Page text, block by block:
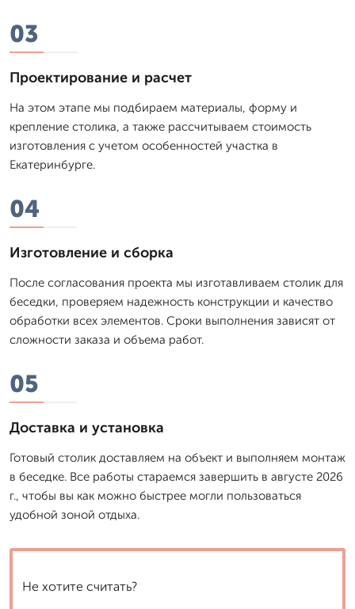
03
Проектирование и расчет
На этом этапе мы подбираем материалы, форму и
крепление столика, а также рассчитываем стоимость
изготовления с учетом особенностей участка в
Екатеринбурге.
04
Изготовление и сборка
После согласования проекта мы изготавливаем столик для
беседки, проверяем надежность конструкции и качество
обработки всех элементов. Сроки выполнения зависят от
сложности заказа и объема работ.
05
Доставка и установка
Готовый столик доставляем на объект и выполняем монтаж
в беседке. Все работы стараемся завершить в августе 2026
г., чтобы вы как можно быстрее могли пользоваться
удобной зоной отдыха.
Не хотите считать?